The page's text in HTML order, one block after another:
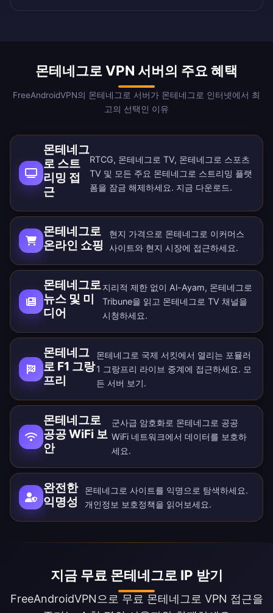
몬테네그로 VPN 서버의 주요 혜택
FreeAndroidVPN의 몬테네그로 서버가 몬테네그로 인터넷에서 최
고의 선택인 이유
몬테네그
로 스트
리밍 접
근
RTCG, 몬테네그로 TV, 몬테네그로 스포츠
TV 및 모든 주요 몬테네그로 스트리밍 플랫
폼을 잠금 해제하세요. 지금 다운로드.
몬테네그로
온라인 쇼핑
현지 가격으로 몬테네그로 이커머스
사이트와 현지 시장에 접근하세요.
몬테네그로
뉴스 및 미
디어
지리적 제한 없이 Al-Ayam, 몬테네그로
Tribune을 읽고 몬테네그로 TV 채널을
시청하세요.
몬테네그
로 F1 그랑
프리
몬테네그로 국제 서킷에서 열리는 포뮬러
1 그랑프리 라이브 중계에 접근하세요. 모
든 서버 보기.
몬테네그로
공공 WiFi 보
안
군사급 암호화로 몬테네그로 공공
WiFi 네트워크에서 데이터를 보호하
세요.
완전한
익명성
몬테네그로 사이트를 익명으로 탐색하세요.
개인정보 보호정책을 읽어보세요.
지금 무료 몬테네그로 IP 받기
FreeAndroidVPN으로 무료 몬테네그로 VPN 접근을